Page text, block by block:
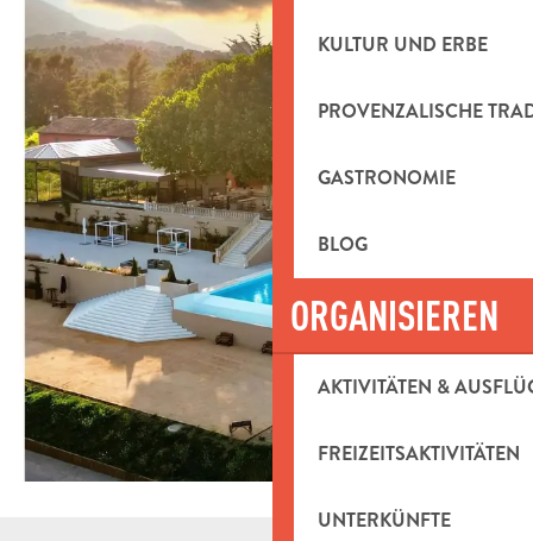
KULTUR UND ERBE
PROVENZALISCHE
GASTRONOMIE
BLOG
ORGANISIEREN
AKTIVITÄTEN &
FREIZEITSAKTIVITÄTEN
UNTERKÜNFTE